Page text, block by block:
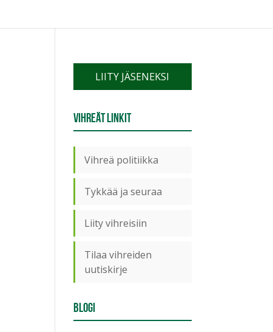
LIITY JÄSENEKSI
Vihreät linkit
Vihreä politiikka
Tykkää ja seuraa
Liity vihreisiin
Tilaa vihreiden
uutiskirje
Blogi